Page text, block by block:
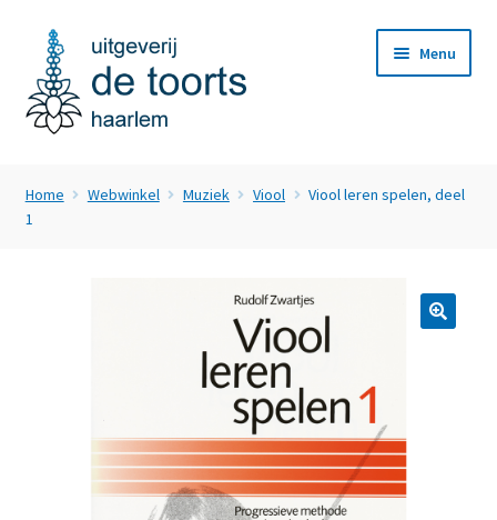
door
naar
navigatie
naar
de
inhoud
Menu
Webwinkel
Home Webwinkel Muziek Viool
Viool leren spelen, deel
1